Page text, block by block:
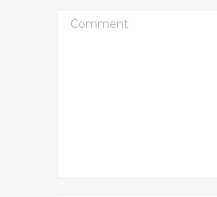
Comment